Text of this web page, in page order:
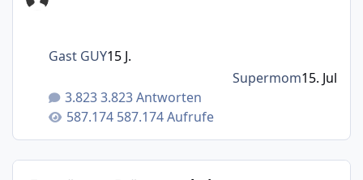
3.823 Antworten
587.174 Aufrufe
Gast GUY15 J.
Supermom15. Jul